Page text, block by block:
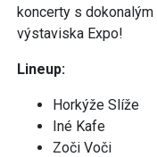
koncerty s
výstaviska Expo!
Lineup:
Horkýže Slíže
Iné Kafe
Zoči Voči